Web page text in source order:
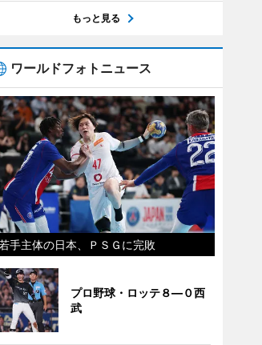
もっと見る
ワールドフォトニュース
手主体の日本、ＰＳＧに完敗
プロ野球・ロッテ８―０西
武